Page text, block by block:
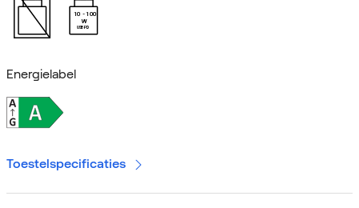
10
100
W
USB PD
Energielabel
Toestelspecificaties